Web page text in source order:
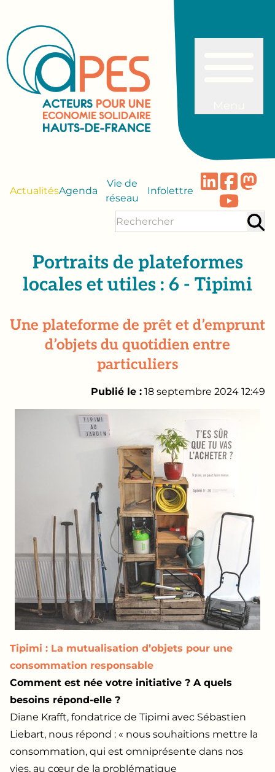
ActualitésAgenda
Vie de
réseau
Infolettre
Portraits de plateformes
locales et utiles : 6 - Tipimi
Une plateforme de prêt et d’emprunt
d’objets du quotidien entre
particuliers
Publié le : 18 septembre 2024 12:49
Tipimi : La mutualisation d’objets pour une
consommation responsable
Comment est née votre initiative ? A quels
besoins répond-elle ?
Diane Krafft, fondatrice de Tipimi avec Sébastien
Liebart, nous répond : « nous souhaitions mettre la
consommation, qui est omniprésente dans nos
vies, au cœur de la problématique